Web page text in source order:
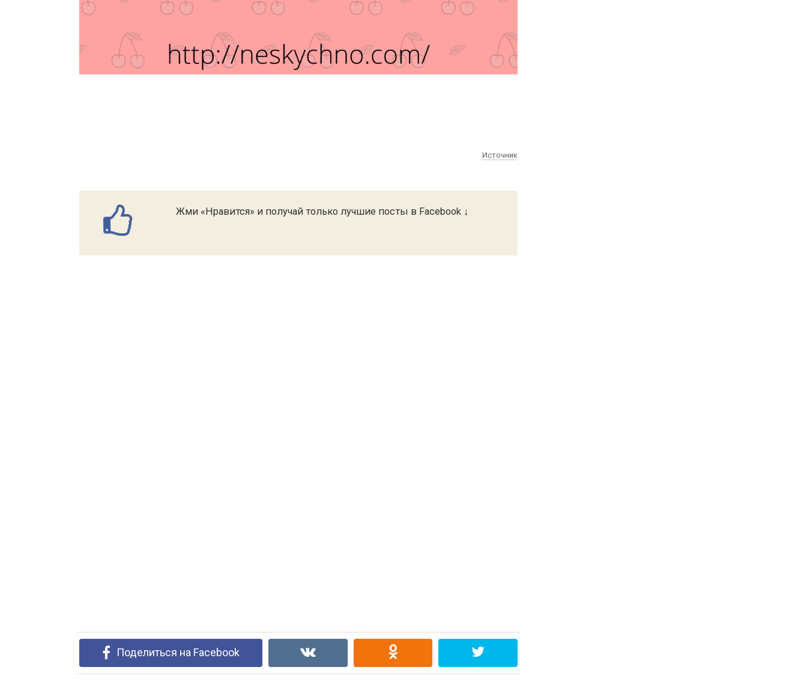
Источник
Жми «Нравится» и получай только лучшие посты в Facebook ↓
Поделиться на Facebook